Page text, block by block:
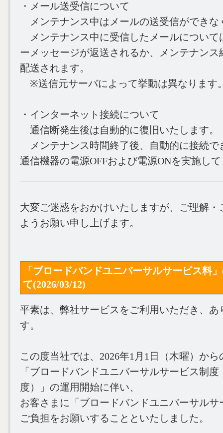
・メール送受信について
メンテナンス中はメールの送受信ができな
メンテナンス中に受信したメールについて
ーメッセージが返送されるか、メンテナンス
配送されます。
※送信元サーバによって挙動は異なります
・インターネット接続について
通信断発生後は自動的に復旧いたします。
メンテナンス時間終了後、自動的に接続で
通信機器の電源OFFおよび電源ONを実施し
大変ご迷惑をおかけいたしますが、ご理解・
ようお願い申し上げます。
「ブロードバンドユニバーサルサービス料
て(2026/03/12)
平素は、弊社サービスをご利用いただき、あ
す。
この度当社では、2026年1月1日（木曜）から
「ブロードバンドユニバーサルサービス制
度）」の運用開始に伴い、
お客さまに「ブロードバンドユニバーサルサ
ご負担をお願いすることといたしました。